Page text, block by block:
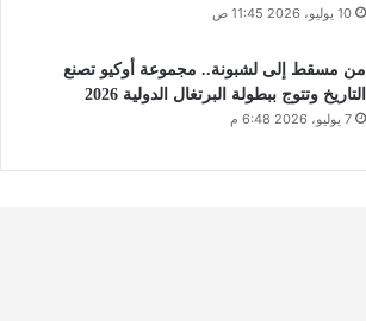
10 يوليو، 2026 11:45 ص
من مسقط إلى لشبونة.. مجموعة أوكيو تصنع
التاريخ وتتوج ببطولة البرتغال الدولية 2026
7 يوليو، 2026 6:48 م